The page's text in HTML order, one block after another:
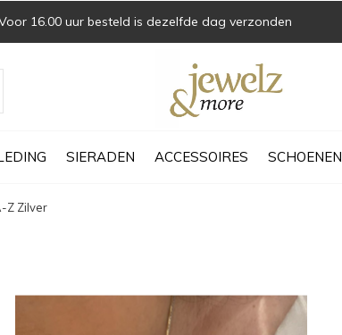
SIERADEN ACCESSOIRES SCHOENEN
16.00 uur besteld is dezelfde dag verzonden
Z Zilver